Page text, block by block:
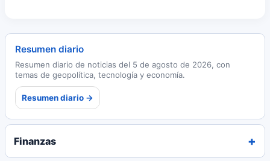
Resumen diario
Resumen diario de noticias del 5 de agosto de 2026, con
temas de geopolítica, tecnología y economía.
Resumen diario →
Finanzas